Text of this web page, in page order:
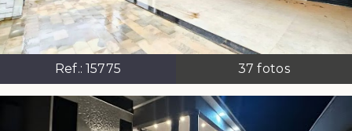
Ref.: 15775 37 fotos